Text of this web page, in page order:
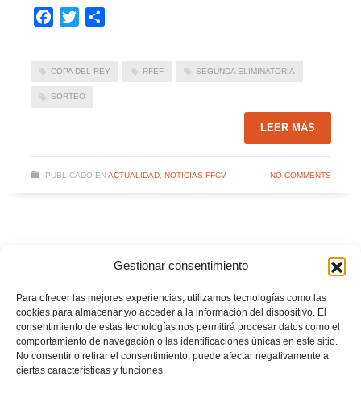
Gestionar consentimiento
Para ofrecer las mejores experiencias, utilizamos tecnologías como las
cookies para almacenar y/o acceder a la información del dispositivo. El
consentimiento de estas tecnologías nos permitirá procesar datos como el
comportamiento de navegación o las identificaciones únicas en este sitio.
No consentir o retirar el consentimiento, puede afectar negativamente a
ciertas características y funciones.
Facebook
Twitter
COPA DEL REY RFEF SEGUNDA ELIMINATORIA
SORTEO
LEER MÁS
PUBLICADO EN ACTUALIDAD, NOTICIAS FFCV NO COMMENTS
Copa de la Reina tras caer ante la AD Alcorcón
VIERNES, 13 OCTUBRE 2023 POR